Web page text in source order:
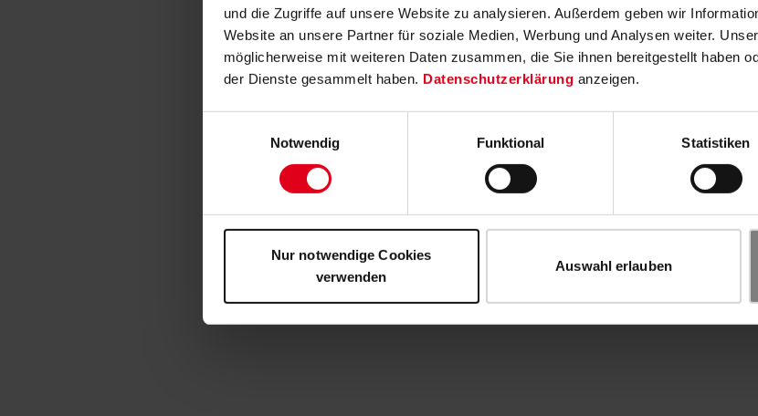
und die Zugriffe auf unsere Website zu analysieren. Außerdem geben wir
Website an unsere Partner für soziale Medien, Werbung und Analysen weiter.
möglicherweise mit weiteren Daten zusammen, die Sie ihnen bereitgestellt haben
der Dienste gesammelt haben. Datenschutzerklärung anzeigen.
Notwendig
Funktional Statistiken
Nur notwendige Cookies
verwenden
Auswahl erlauben